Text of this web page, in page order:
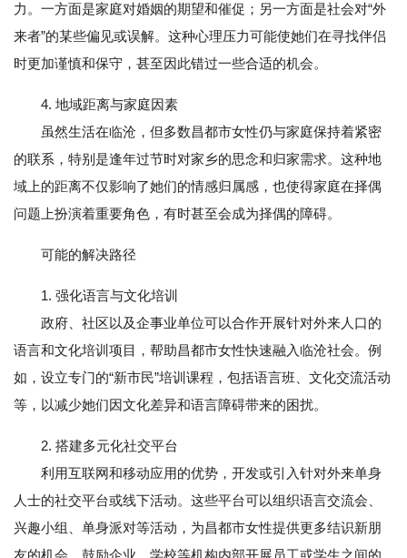
力。一方面是家庭对婚姻的期望和催促；另一方面是社会对“外
来者”的某些偏见或误解。这种心理压力可能使她们在寻找伴侣
时更加谨慎和保守，甚至因此错过一些合适的机会。
4. 地域距离与家庭因素
虽然生活在临沧，但多数昌都市女性仍与家庭保持着紧密
的联系，特别是逢年过节时对家乡的思念和归家需求。这种地
域上的距离不仅影响了她们的情感归属感，也使得家庭在择偶
问题上扮演着重要角色，有时甚至会成为择偶的障碍。
可能的解决路径
1. 强化语言与文化培训
政府、社区以及企事业单位可以合作开展针对外来人口的
语言和文化培训项目，帮助昌都市女性快速融入临沧社会。例
如，设立专门的“新市民”培训课程，包括语言班、文化交流活动
等，以减少她们因文化差异和语言障碍带来的困扰。
2. 搭建多元化社交平台
利用互联网和移动应用的优势，开发或引入针对外来单身
人士的社交平台或线下活动。这些平台可以组织语言交流会、
兴趣小组、单身派对等活动，为昌都市女性提供更多结识新朋
友的机会。鼓励企业、学校等机构内部开展员工或学生之间的